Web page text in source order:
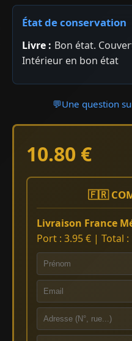
État de conservation
Livre : Bon état.
Intérieur en bon état
💬Une question
10.80 €
🇫🇷
Livraison France
Port : 3.95 € | Total :